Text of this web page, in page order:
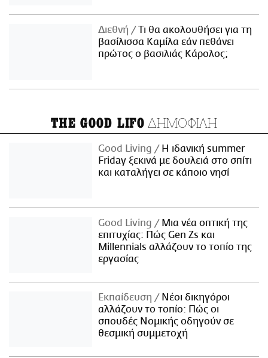
Διεθνή
Τι θα ακολουθήσει για τη
βασίλισσα Καμίλα εάν πεθάνει
πρώτος ο βασιλιάς Κάρολος;
THE GOOD LIFO ΔΗΜΟΦΙΛΗ
Good Living
Η ιδανική summer
Friday ξεκινά με δουλειά στο σπίτι
και καταλήγει σε κάποιο νησί
Good Living
Μια νέα οπτική της
επιτυχίας: Πώς Gen Zs και
Millennials αλλάζουν το τοπίο της
εργασίας
Εκπαίδευση
Νέοι δικηγόροι
αλλάζουν το τοπίο: Πώς οι
σπουδές Νομικής οδηγούν σε
θεσμική συμμετοχή